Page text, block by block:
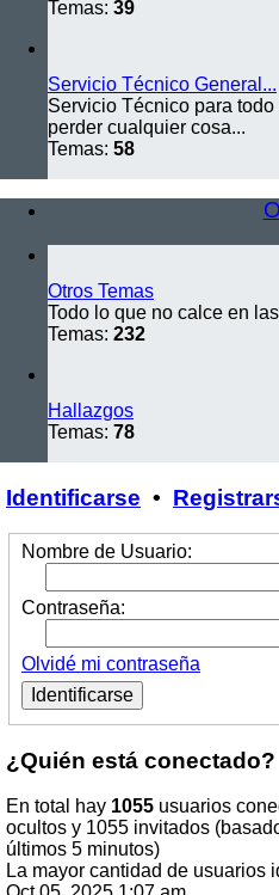
Temas: 39
Servicio Técnico General...
Servicio Técnico para
perder cualquier cosa...
Temas: 58
Otros Temas
Todo lo que no calce en
Temas: 232
Hallazgos
Temas: 78
Identificarse •
Nombre de Usuario:
Contraseña:
Olvidé mi contraseña
¿Quién está conectado?
En total hay 1055 usuarios
ocultos y 1055 invitados
últimos 5 minutos)
La mayor cantidad de usuarios